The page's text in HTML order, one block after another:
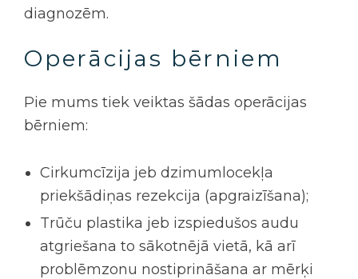
diagnozēm.
Operācijas bērniem
Pie mums tiek veiktas šādas operācijas
bērniem:
Cirkumcīzija jeb dzimumlocekļa
priekšādiņas rezekcija (apgraizīšana);
Trūču plastika jeb izspiedušos audu
atgriešana to sākotnējā vietā, kā arī
problēmzonu nostiprināšana ar mērķi